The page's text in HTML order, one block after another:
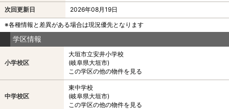
次回更新日
2026年08月19日
※各種情報と差異がある場合は現況優先となります
学区情報
小学校区
大垣市立安井小学校
(岐阜県大垣市)
この学区の他の物件を見る
中学校区
東中学校
(岐阜県大垣市)
この学区の他の物件を見る